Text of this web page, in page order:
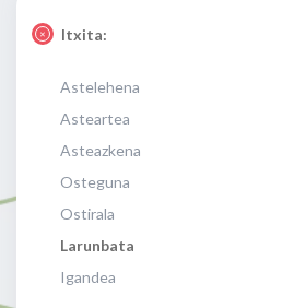
Itxita:
Astelehena
Asteartea
Asteazkena
Osteguna
Ostirala
Larunbata
Igandea